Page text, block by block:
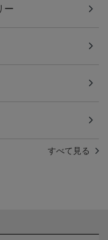
ー
すべて見る